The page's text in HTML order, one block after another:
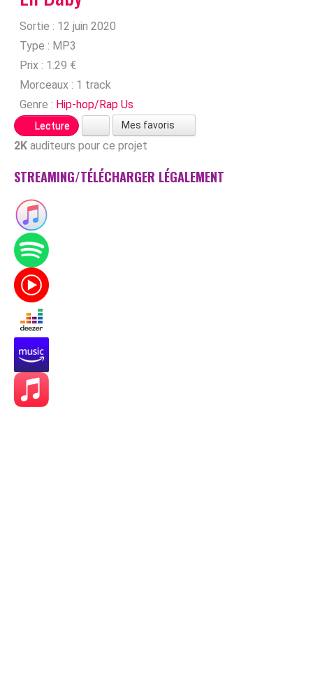
Sortie : 12 juin 2020
Type : MP3
Prix : 1.29 €
Morceaux : 1 track
Genre : Hip-hop/Rap Us
Lecture Mes favoris
2K auditeurs pour ce projet
STREAMING/TÉLÉCHARGER LÉGALEMENT